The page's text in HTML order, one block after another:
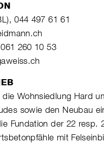
044 497 61 61
260 10 53
Wohnsiedlung Hard
sowie den Neubau
Fundation der 22 resp.
mit